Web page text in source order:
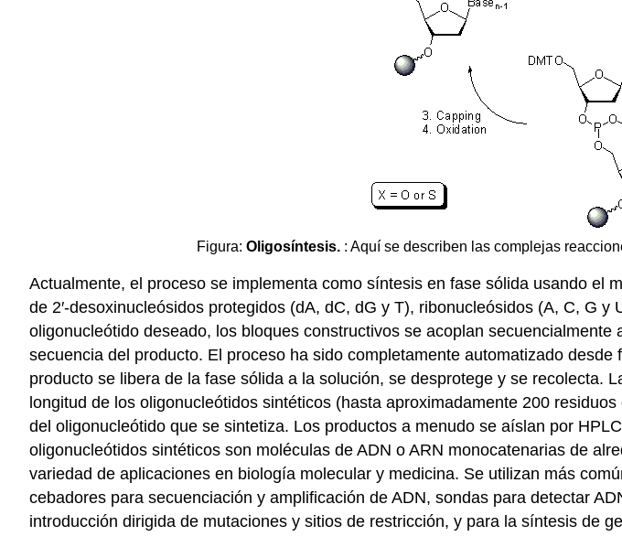
Figura: Oligosíntesis. : Aquí se describen las complejas
Actualmente, el proceso se implementa como síntesis en fase sólida usando el
de 2′-desoxinucleósidos protegidos (dA, dC, dG y T), ribonucleósidos (A, C, G
oligonucleótido deseado, los bloques constructivos se acoplan
secuencia del producto. El proceso ha sido completamente automatizado
producto se libera de la fase sólida a la solución, se desprotege y se recolecta.
longitud de los oligonucleótidos sintéticos (hasta aproximadamente 200
del oligonucleótido que se sintetiza. Los productos a menudo se aíslan por
oligonucleótidos sintéticos son moléculas de ADN o ARN monocatenarias de
variedad de aplicaciones en biología molecular y medicina. Se utilizan más
cebadores para secuenciación y amplificación de ADN, sondas para detectar
introducción dirigida de mutaciones y sitios de restricción, y para la síntesis de